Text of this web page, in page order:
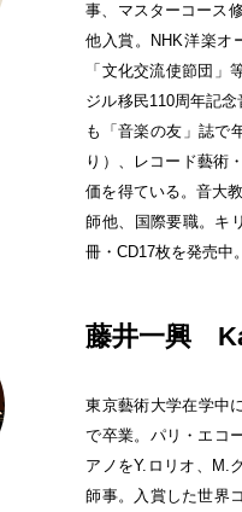
事、マスターコース
他入賞。NHK洋楽オ
「文化交流使節団」
ジル移民110周年記
も「音楽の友」誌で
り）、レコード藝術
価を得ている。音大
師他、国際要職。キ
冊・CD17枚を発売中。
藤井一興
東京藝術大学在学中
で卒業。パリ・エコ
アノをY.ロリオ、M.
師事。入賞した世界